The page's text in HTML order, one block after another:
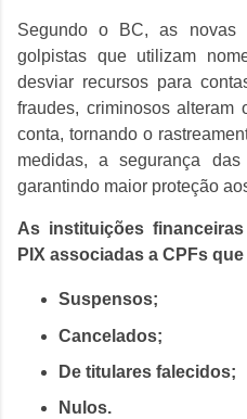
Segundo o BC, as novas
golpistas que utilizam
desviar recursos para
fraudes, criminosos alteram
conta, tornando o
medidas, a segurança das
garantindo maior proteção
As instituições
PIX associadas a CPFs
Suspensos;
Cancelados;
De titulares falecidos;
Nulos.